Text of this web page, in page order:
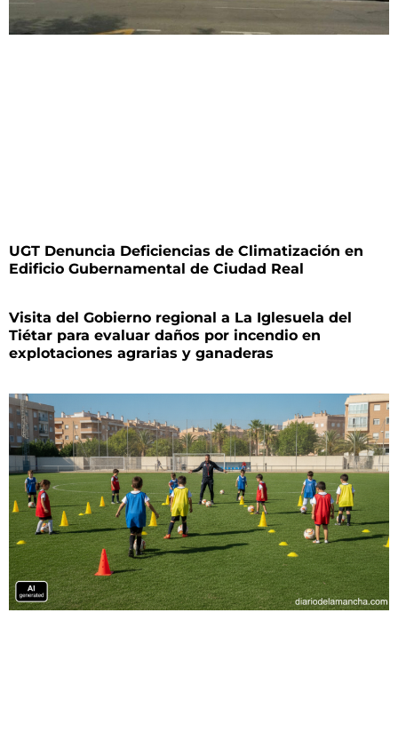
UGT Denuncia Deficiencias de Climatización en
Edificio Gubernamental de Ciudad Real
Visita del Gobierno regional a La Iglesuela del
Tiétar para evaluar daños por incendio en
explotaciones agrarias y ganaderas